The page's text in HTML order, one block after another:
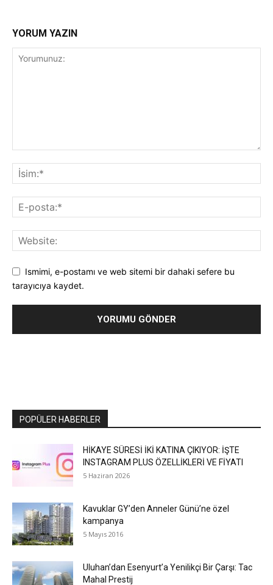
YORUM YAZIN
Ismimi, e-postamı ve web sitemi bir dahaki sefere bu
tarayıcıya kaydet.
POPÜLER HABERLER
HİKAYE SÜRESİ İKİ KATINA ÇIKIYOR: İŞTE
INSTAGRAM PLUS ÖZELLİKLERİ VE FİYATI
5 Haziran 2026
Kavuklar GY’den Anneler Günü’ne özel
kampanya
5 Mayıs 2016
Uluhan’dan Esenyurt’a Yenilikçi Bir Çarşı: Tac
Mahal Prestij